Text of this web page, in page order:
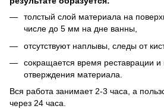
толстый слой материала на
числе до 5 мм на дне ванны,
отсутствуют наплывы, следы от
сокращается время реставрации
отверждения материала.
Вся работа занимает 2-3 часа, а
через 24 часа.